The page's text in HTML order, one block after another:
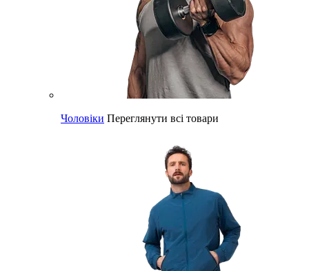
Чоловіки Переглянути всі товари